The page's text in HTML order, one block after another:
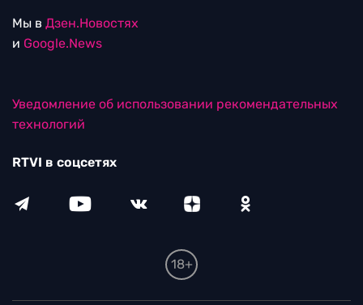
Мы в Дзен.Новостях
и Google.News
Уведомление об использовании рекомендательных
технологий
RTVI в соцсетях
18+